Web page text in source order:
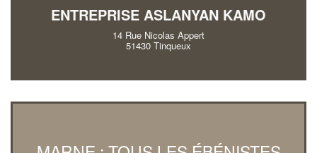
ENTREPRISE ASLANYAN KAMO
14 Rue Nicolas Appert
51430 Tinqueux